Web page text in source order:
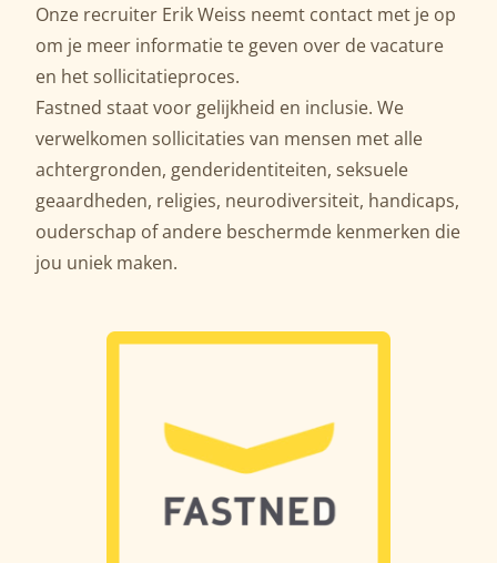
Onze recruiter Erik Weiss neemt contact met je op
om je meer informatie te geven over de vacature
en het sollicitatieproces.
Fastned staat voor gelijkheid en inclusie. We
verwelkomen sollicitaties van mensen met alle
achtergronden, genderidentiteiten, seksuele
geaardheden, religies, neurodiversiteit, handicaps,
ouderschap of andere beschermde kenmerken die
jou uniek maken.